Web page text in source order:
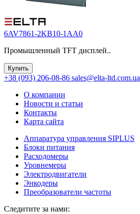
6AV7861-2KB10-1AA0
Промышленный TFT дисплей..
Купить
+38 (093) 206-08-86 sales@elta-ltd.com.ua
О компании
Новости и статьи
Контакты
Карта сайта
Аппаратура управления SIPLUS
Блоки питания
Расходомеры
Уровнемеры
Электродвигатели
Энкодеры
Преобразователи частоты
Следитите за нами: